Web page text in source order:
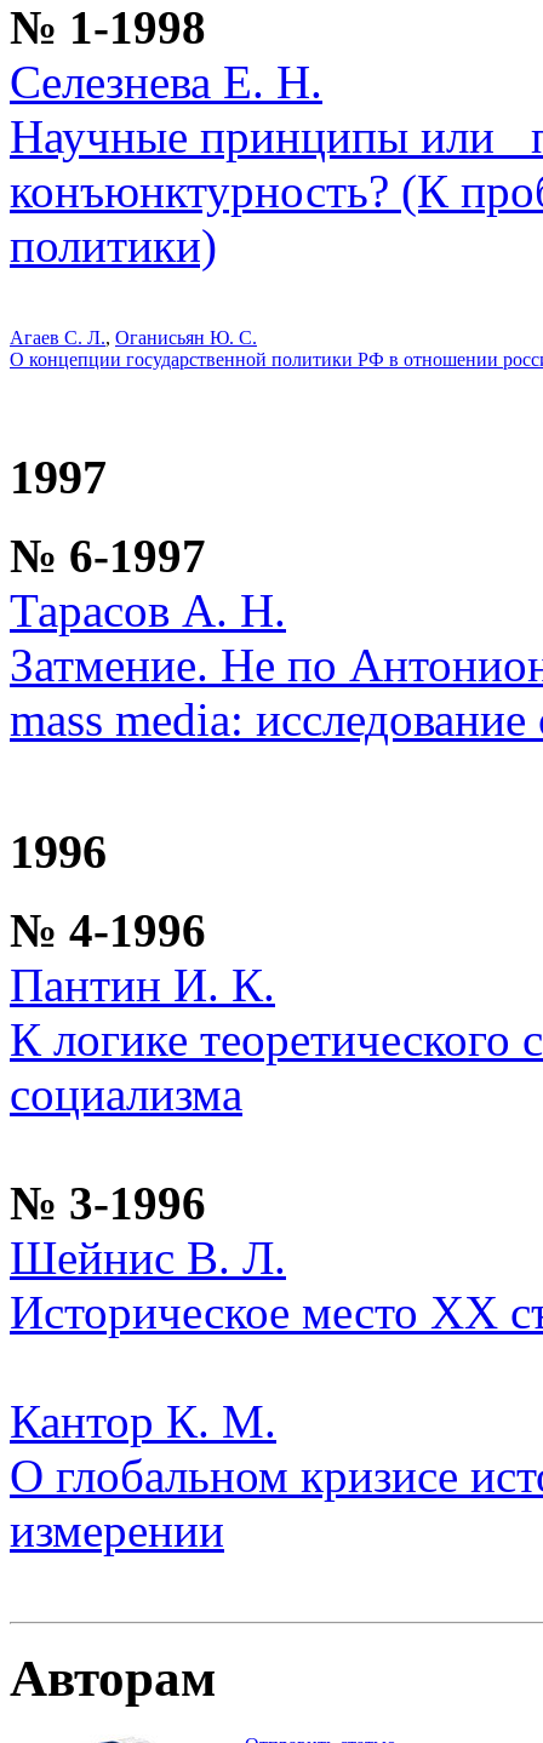
№ 1-1998
Селезнева Е. Н.
Научные принципы или
конъюнктурность? (К
политики)
Агаев С. Л., Оганисьян Ю. С.
О концепции государственной политики РФ в отношении
1997
№ 6-1997
Тарасов А. Н.
Затмение. Не по
mass media:
1996
№ 4-1996
Пантин И. К.
К логике теоретического
социализма
№ 3-1996
Шейнис В. Л.
Историческое место XX
Кантор К. М.
О глобальном кризисе
измерении
Авторам